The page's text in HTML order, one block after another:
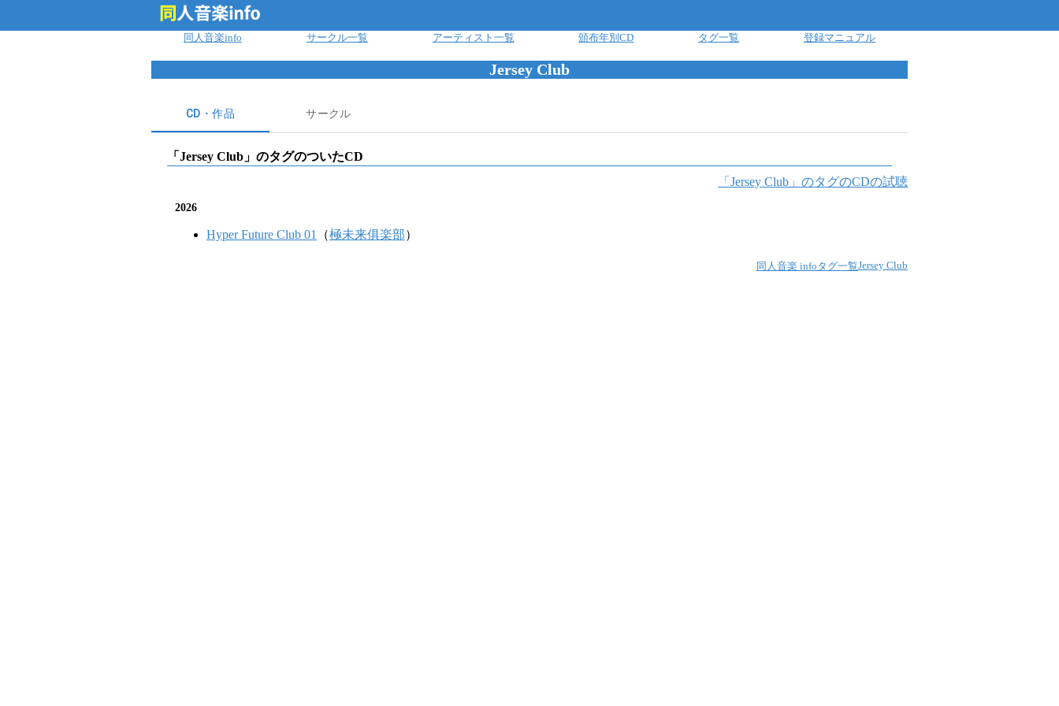
同人音楽info サークル一覧 アーティスト一覧 頒布年別CD タグ一覧 登録マニュアル
Jersey Club
CD・作品 サークル
「 Jersey Club 」のタグのついたCD
「 Jersey Club 」のタグのCDの試聴
2026
Hyper Future Club 01 （極未来俱楽部）
同人音楽 infoタグ一覧Jersey Club